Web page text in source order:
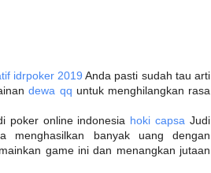
idrpoker 2019 Anda pasti sudah tau arti
dewa qq untuk menghilangkan rasa
poker online indonesia hoki capsa Judi
banyak uang dengan
game ini dan menangkan jutaan